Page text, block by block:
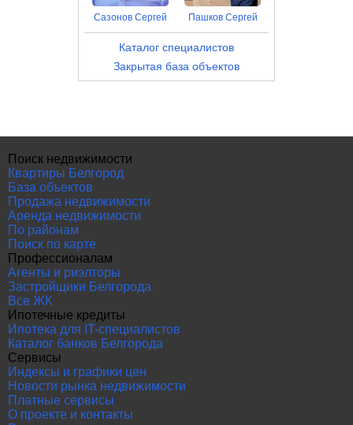
Cазонов Сергей Пашков Сергей
Каталог специалистов
Закрытая база объектов
Поиск недвижимости
Квартиры Белгород
База объектов
Продажа недвижимости
Аренда недвижимости
По районам
Поиск по карте
Профессионалам
Агенты и риэлторы
Застройщики Белгорода
Все ЖК
Ипотечные кредиты
Ипотека для IT-специалистов
Каталог банков Белгорода
Сервисы
Индексы и графики цен
Новости рынка недвижимости
Платные сервисы
О проекте и контакты